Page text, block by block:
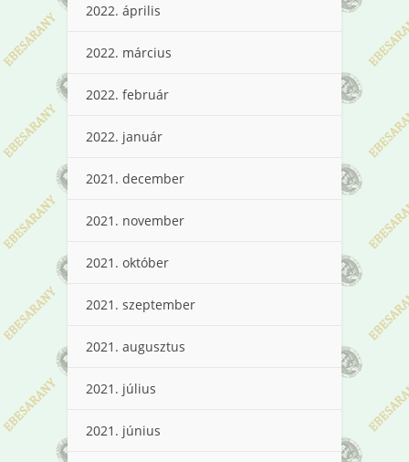
2022. április
2022. március
2022. február
2022. január
2021. december
2021. november
2021. október
2021. szeptember
2021. augusztus
2021. július
2021. június